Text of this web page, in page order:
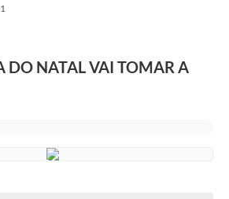
DO NATAL VAI TOMAR A